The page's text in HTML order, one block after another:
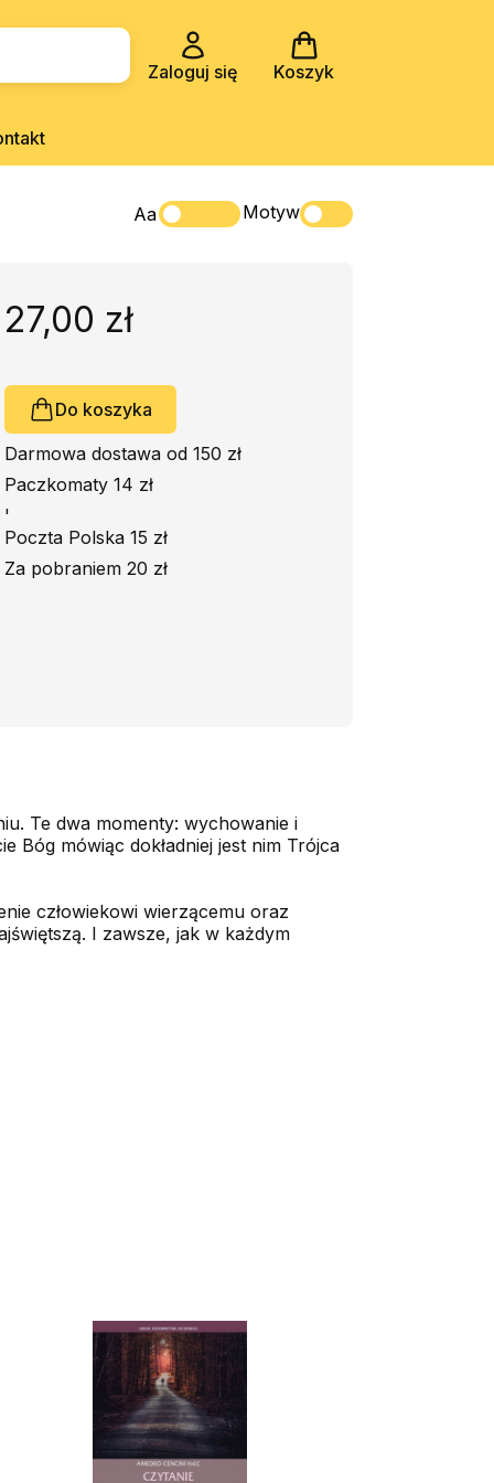
Zaloguj się Koszyk
Aa Motyw
27,00 zł
Do koszyka
Darmowa dostawa od 150 zł
Paczkomaty 14 zł
'
Poczta Polska 15 zł
Za pobraniem 20 zł
Te dwa momenty: wychowanie i
Bóg mówiąc dokładniej jest nim Trójca
człowiekowi wierzącemu oraz
I zawsze, jak w każdym